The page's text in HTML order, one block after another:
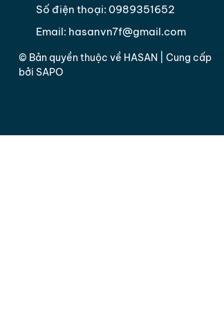
Số điện thoại: 0989351652
Email: hasanvn7f@gmail.com
© Bản quyền thuộc về HASAN | Cung cấp
bởi SAPO